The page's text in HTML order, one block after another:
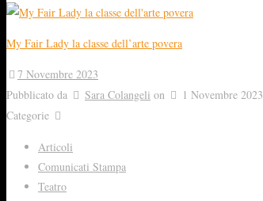
My Fair Lady la classe dell’arte povera
7 Novembre 2023
Pubblicato da
Sara Colangeli on
1 Novembre 2023
Categorie
Articoli
Comunicati Stampa
Teatro